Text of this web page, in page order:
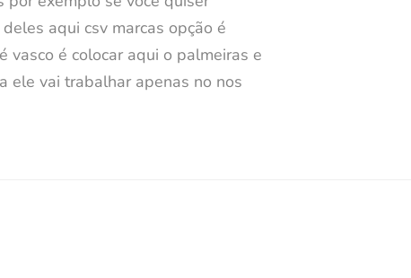
aqui csv marcas opção é
vasco é colocar aqui o palmeiras e
ele vai trabalhar apenas no nos